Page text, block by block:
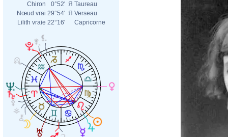
Chiron
0°52' Я Taureau
Nœud vrai 29°54' Я Verseau
Lilith vraie 22°16' Capricorne